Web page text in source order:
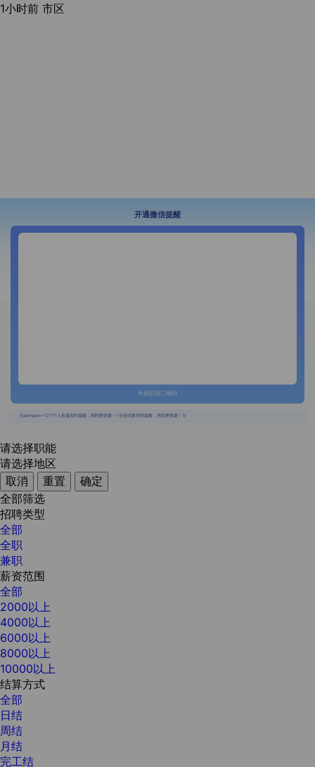
1小时前 市区
开通微信提醒
长按识别二维码
{{usertype=='2'?'个人投递实时提醒，招聘更快捷！':'企业回复实时提醒，求职更快捷！'}}
请选择职能
请选择地区
取消
重置
确定
全部筛选
招聘类型
全部
全职
兼职
薪资范围
全部
2000以上
4000以上
6000以上
8000以上
10000以上
结算方式
全部
日结
周结
月结
完工结